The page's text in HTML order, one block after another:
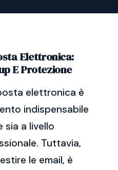
Elettronica:
E Protezione
elettronica è
indispensabile
sia a livello
Tuttavia,
le email, è